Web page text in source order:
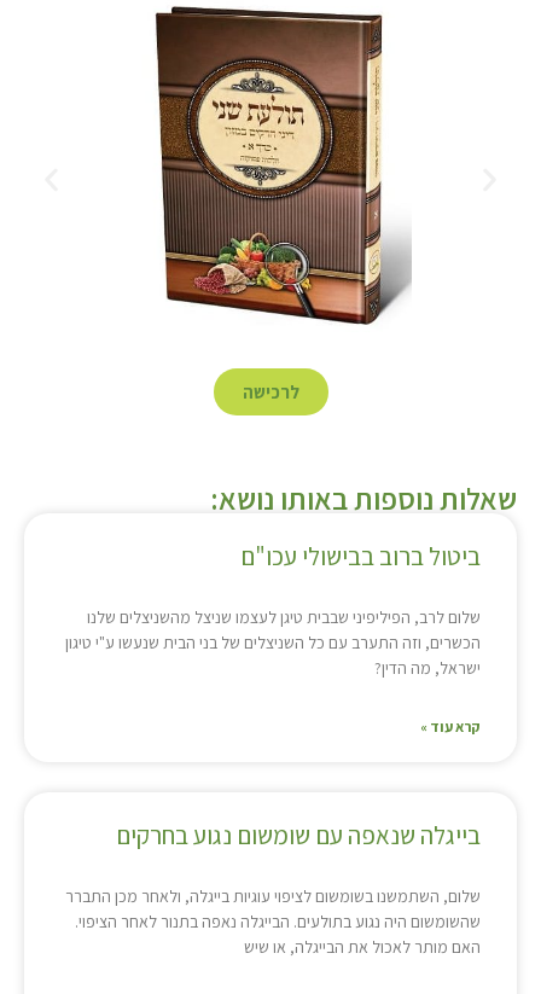
לרכישה
שאלות נוספות באותו נושא:
ביטול ברוב בבישולי עכו"ם
שלום לרב, הפיליפיני שבבית טיגן לעצמו שניצל מהשניצלים שלנו
הכשרים, וזה התערב עם כל השניצלים של בני הבית שנעשו ע"י טיגון
ישראל, מה הדין?
קרא עוד »
בייגלה שנאפה עם שומשום נגוע בחרקים
שלום, השתמשנו בשומשום לציפוי עוגיות בייגלה, ולאחר מכן התברר
שהשומשום היה נגוע בתולעים. הבייגלה נאפה בתנור לאחר הציפוי.
האם מותר לאכול את הבייגלה, או שיש